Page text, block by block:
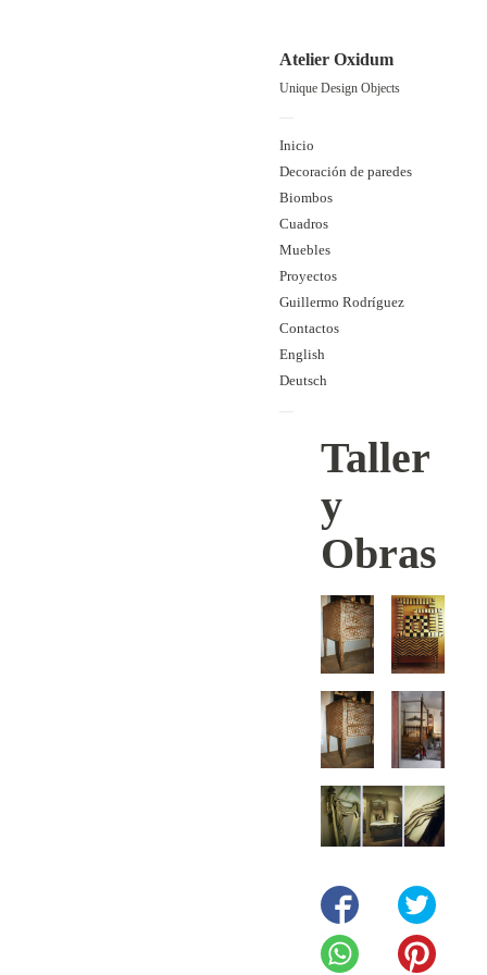
Atelier Oxidum
Unique Design Objects
Inicio
Decoración de paredes
Biombos
Cuadros
Muebles
Proyectos
Guillermo Rodríguez
Contactos
English
Deutsch
Taller
y
Obras